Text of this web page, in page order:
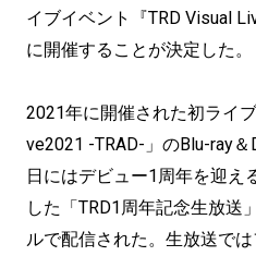
イブイベント『TRD Visual
に開催することが決定した。
2021年に開催された初ライ
ve2021 -TRAD-」のBlu-ray
日にはデビュー1周年を迎え
した「TRD1周年記念生放送
ルで配信された。生放送で